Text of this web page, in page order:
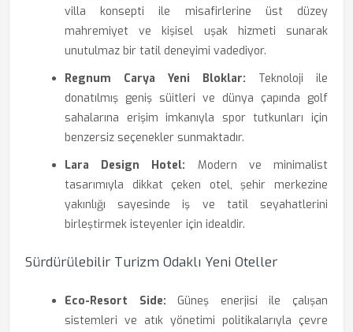
villa konsepti ile misafirlerine üst düzey
mahremiyet ve kişisel uşak hizmeti sunarak
unutulmaz bir tatil deneyimi vadediyor.
Regnum Carya Yeni Bloklar: Teknoloji ile
donatılmış geniş süitleri ve dünya çapında golf
sahalarına erişim imkanıyla spor tutkunları için
benzersiz seçenekler sunmaktadır.
Lara Design Hotel: Modern ve minimalist
tasarımıyla dikkat çeken otel, şehir merkezine
yakınlığı sayesinde iş ve tatil seyahatlerini
birleştirmek isteyenler için idealdir.
Sürdürülebilir Turizm Odaklı Yeni Oteller
Eco-Resort Side: Güneş enerjisi ile çalışan
sistemleri ve atık yönetimi politikalarıyla çevre